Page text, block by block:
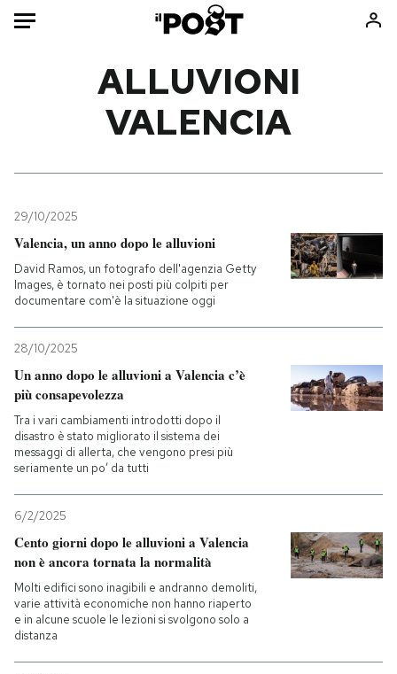
Mondo
Tecnologia
Internet
Scienza
Cultura
Economia
Sport
Libri
Ok Boomer!
Media
Altrecose
PODCAST
NEWSLETTER
I MIEI PREFERITI
SHOP
CALENDARIO
ALLUVIONI
VALENCIA
29/10/2025
Valencia, un anno dopo le alluvioni
David Ramos, un fotografo dell'agenzia Getty
Images, è tornato nei posti più colpiti per
documentare com'è la situazione oggi
28/10/2025
Un anno dopo le alluvioni a Valencia c’è
più consapevolezza
Tra i vari cambiamenti introdotti dopo il
disastro è stato migliorato il sistema dei
messaggi di allerta, che vengono presi più
seriamente un po’ da tutti
6/2/2025
Cento giorni dopo le alluvioni a Valencia
non è ancora tornata la normalità
Molti edifici sono inagibili e andranno demoliti,
varie attività economiche non hanno riaperto
e in alcune scuole le lezioni si svolgono solo a
distanza